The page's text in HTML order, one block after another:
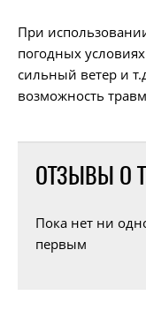
При
погодных
сильный ветер и
возможность
ОТЗЫВЫ О
Пока нет ни
первым